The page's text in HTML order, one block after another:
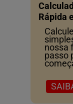
Rápida
nossa
passo